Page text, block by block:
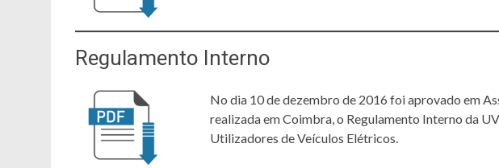
Regulamento Interno
No dia 10 de dezembro de 2016 foi aprovado em
realizada em Coimbra, o Regulamento Interno da
Utilizadores de Veículos Elétricos.